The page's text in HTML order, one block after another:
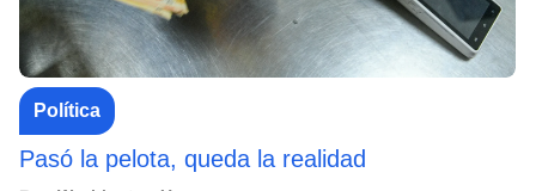
Política
Pasó la pelota, queda la realidad